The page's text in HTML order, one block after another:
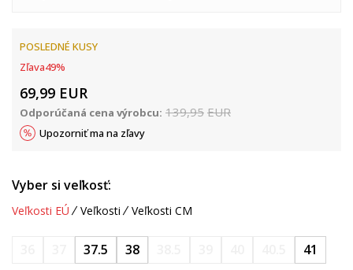
POSLEDNÉ KUSY
Zľava49%
69,99 EUR
Odporúčaná cena výrobcu: 139,95 EUR
Upozorniť ma na zľavy
Vyber si veľkosť:
Veľkosti EÚ Veľkosti Veľkosti CM
37.5 38 41